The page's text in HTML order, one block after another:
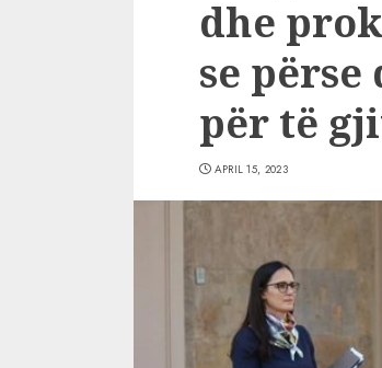
dhe
se
për të
APRIL 15, 2023